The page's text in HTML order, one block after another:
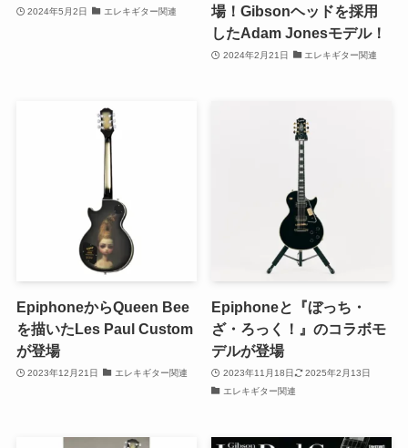
2024年5月2日 エレキギター関連
場！Gibsonヘッドを採用
したAdam Jonesモデル！
2024年2月21日 エレキギター関連
EpiphoneからQueen Bee
を描いたLes Paul Custom
が登場
2023年12月21日 エレキギター関連
Epiphoneと『ぼっち・
ざ・ろっく！』のコラボモ
デルが登場
2023年11月18日
2025年2月13日
エレキギター関連